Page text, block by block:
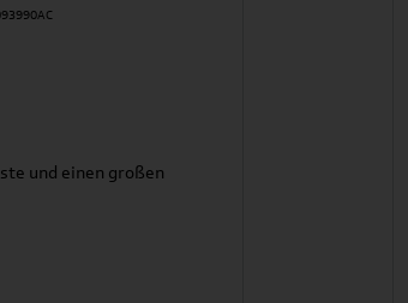
und einen großen